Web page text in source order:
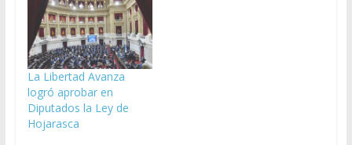
La Libertad Avanza
logró aprobar en
Diputados la Ley de
Hojarasca